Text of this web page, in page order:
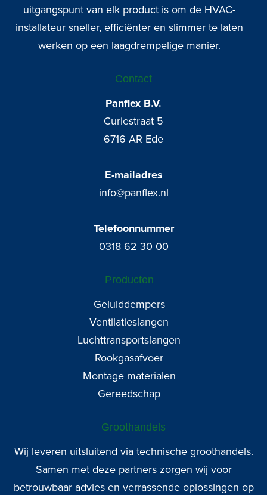
uitgangspunt van elk product is om de HVAC-
installateur sneller, efficiënter en slimmer te laten
werken op een laagdrempelige manier.
Contact
Panflex B.V.
Curiestraat 5
6716 AR Ede
E-mailadres
info@panflex.nl
Telefoonnummer
0318 62 30 00
Producten
Geluiddempers
Ventilatieslangen
Luchttransportslangen
Rookgasafvoer
Montage materialen
Gereedschap
Groothandels
Wij leveren uitsluitend via technische groothandels.
Samen met deze partners zorgen wij voor
betrouwbaar advies en verrassende oplossingen op